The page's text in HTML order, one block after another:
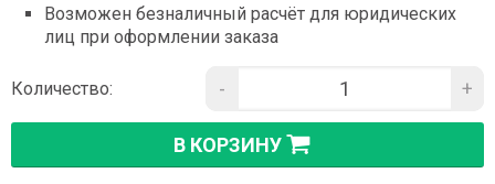
Возможен безналичный расчёт для юридических
лиц при оформлении заказа
Количество: - +
В КОРЗИНУ